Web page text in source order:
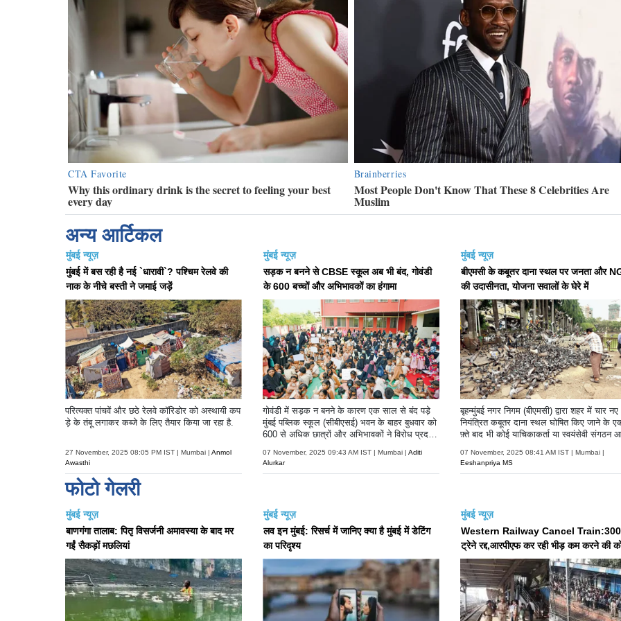
अन्य आर्टिकल
मुंबई न्यूज़
मुंबई में बस रही है नई `धारावी`? पश्चिम रेलवे की
नाक के नीचे बस्ती ने जमाई जड़ें
परित्यक्त पांचवें और छठे रेलवे कॉरिडोर को अस्थायी कप
ड़े के तंबू लगाकर कब्जे के लिए तैयार किया जा रहा है.
27 November, 2025 08:05 PM IST | Mumbai | Anmol
Awasthi
मुंबई न्यूज़
सड़क न बनने से CBSE स्कूल अब भी बंद, गोवंडी
के 600 बच्चों और अभिभावकों का हंगामा
गोवंडी में सड़क न बनने के कारण एक साल से बंद पड़े
मुंबई पब्लिक स्कूल (सीबीएसई) भवन के बाहर बुधवार को
600 से अधिक छात्रों और अभिभावकों ने विरोध प्रदर्शन
07 November, 2025 09:43 AM IST | Mumbai | Aditi
Alurkar
मुंबई न्यूज़
बीएमसी के कबूतर दाना स्थल पर जनता और
की उदासीनता, योजना सवालों के घेरे में
बृहन्मुंबई नगर निगम (बीएमसी) द्वारा शहर में चार नए
नियंत्रित कबूतर दाना स्थल घोषित किए जाने के
फ़्ते बाद भी कोई याचिकाकर्ता या स्वयंसेवी संगठन
07 November, 2025 08:41 AM IST | Mumbai |
Eeshanpriya MS
फोटो गेलरी
मुंबई न्यूज़
बाणगंगा तालाब: पितृ विसर्जनी अमावस्या के बाद मर
गईं सैकड़ों मछलियां
मुंबई न्यूज़
लव इन मुंबई: रिसर्च में जानिए क्या है मुंबई में डेटिंग
का परिदृश्य
मुंबई न्यूज़
Western Railway Cancel Train:300
ट्रेने रद्द,आरपीएफ कर रही भीड़ कम करने की